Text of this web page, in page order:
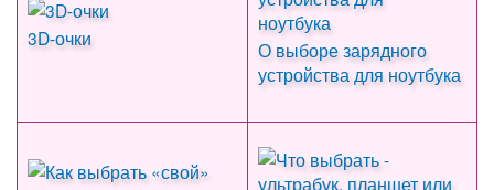
3D-очки
О выборе зарядного
устройства для ноутбука